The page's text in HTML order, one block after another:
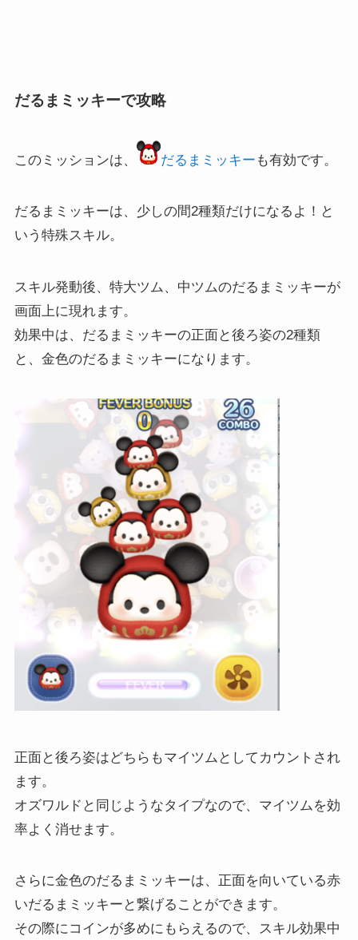
だるまミッキーで攻略
このミッションは、 だるまミッキー も有効です。
だるまミッキーは、少しの間2種類だけになるよ！と
いう特殊スキル。
スキル発動後、特大ツム、中ツムのだるまミッキーが
画面上に現れます。
効果中は、だるまミッキーの正面と後ろ姿の2種類
と、金色のだるまミッキーになります。
正面と後ろ姿はどちらもマイツムとしてカウントされ
ます。
オズワルドと同じようなタイプなので、マイツムを効
率よく消せます。
さらに金色のだるまミッキーは、正面を向いている赤
いだるまミッキーと繋げることができます。
その際にコインが多めにもらえるので、スキル効果中